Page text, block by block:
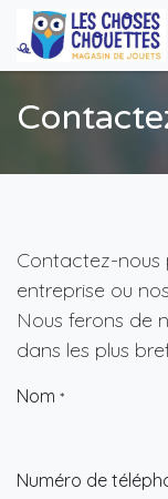
Se rendre au contenu
Contactez-
entreprise ou
Nous ferons de
dans les plus
Nom *
Numéro de